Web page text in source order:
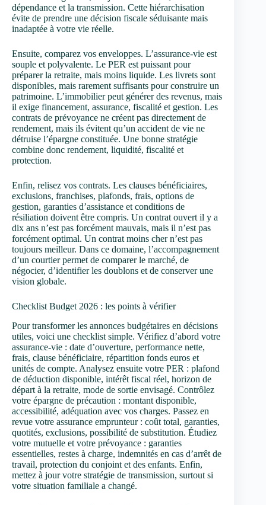
dépendance et la transmission. Cette hiérarchisation
évite de prendre une décision fiscale séduisante mais
inadaptée à votre vie réelle.
Ensuite, comparez vos enveloppes. L’assurance-vie est
souple et polyvalente. Le PER est puissant pour
préparer la retraite, mais moins liquide. Les livrets sont
disponibles, mais rarement suffisants pour construire un
patrimoine. L’immobilier peut générer des revenus, mais
il exige financement, assurance, fiscalité et gestion. Les
contrats de prévoyance ne créent pas directement de
rendement, mais ils évitent qu’un accident de vie ne
détruise l’épargne constituée. Une bonne stratégie
combine donc rendement, liquidité, fiscalité et
protection.
Enfin, relisez vos contrats. Les clauses bénéficiaires,
exclusions, franchises, plafonds, frais, options de
gestion, garanties d’assistance et conditions de
résiliation doivent être compris. Un contrat ouvert il y a
dix ans n’est pas forcément mauvais, mais il n’est pas
forcément optimal. Un contrat moins cher n’est pas
toujours meilleur. Dans ce domaine, l’accompagnement
d’un courtier permet de comparer le marché, de
négocier, d’identifier les doublons et de conserver une
vision globale.
Checklist Budget 2026 : les points à vérifier
Pour transformer les annonces budgétaires en décisions
utiles, voici une checklist simple. Vérifiez d’abord votre
assurance-vie : date d’ouverture, performance nette,
frais, clause bénéficiaire, répartition fonds euros et
unités de compte. Analysez ensuite votre PER : plafond
de déduction disponible, intérêt fiscal réel, horizon de
départ à la retraite, mode de sortie envisagé. Contrôlez
votre épargne de précaution : montant disponible,
accessibilité, adéquation avec vos charges. Passez en
revue votre assurance emprunteur : coût total, garanties,
quotités, exclusions, possibilité de substitution. Étudiez
votre mutuelle et votre prévoyance : garanties
essentielles, restes à charge, indemnités en cas d’arrêt de
travail, protection du conjoint et des enfants. Enfin,
mettez à jour votre stratégie de transmission, surtout si
votre situation familiale a changé.